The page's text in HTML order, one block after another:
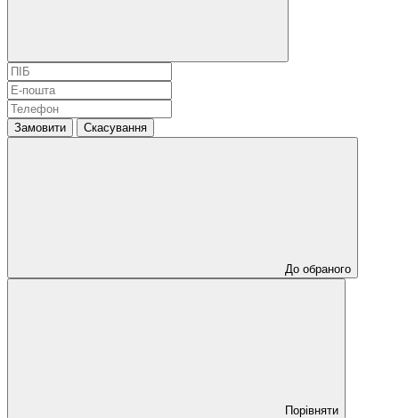
Замовити Скасування
До обраного
Порівняти